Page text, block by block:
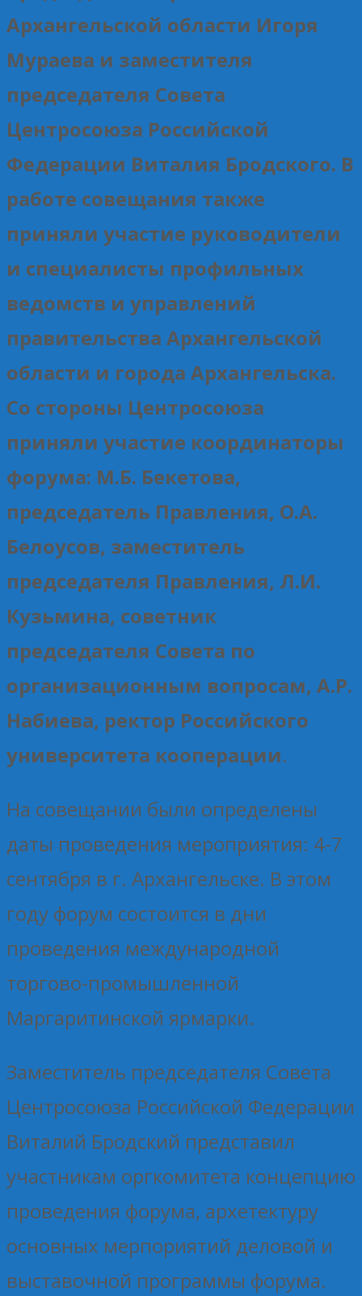
Архангельской области Игоря
Мураева и заместителя
председателя Совета
Центросоюза Российской
Федерации Виталия Бродского. В
работе совещания также
приняли участие руководители
и специалисты профильных
ведомств и управлений
правительства Архангельской
области и города Архангельска.
Со стороны Центросоюза
приняли участие координаторы
форума: М.Б. Бекетова,
председатель Правления, О.А.
Белоусов, заместитель
председателя Правления, Л.И.
Кузьмина, советник
председателя Совета по
организационным вопросам, А.Р.
Набиева, ректор Российского
университета кооперации.
На совещании были определены
даты проведения мероприятия: 4-7
сентября в г. Архангельске. В этом
году форум состоится в дни
проведения международной
торгово-промышленной
Маргаритинской ярмарки.
Заместитель председателя Совета
Центросоюза Российской Федерации
Виталий Бродский представил
участникам оргкомитета концепцию
проведения форума, архетектуру
основных мерпориятий деловой и
выставочной программы форума.